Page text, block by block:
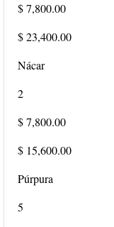
$ 7,800.00
$ 23,400.00
Nácar
2
$ 7,800.00
$ 15,600.00
Púrpura
5